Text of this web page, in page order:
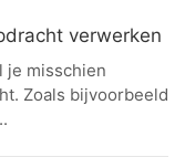
verwerken
je misschien
Zoals bijvoorbeeld